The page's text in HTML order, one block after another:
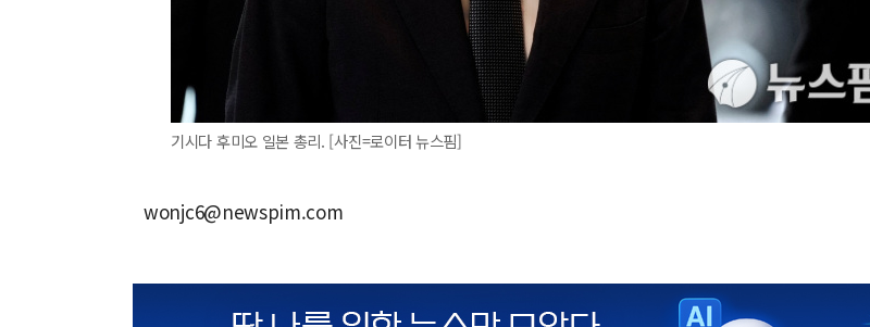
기시다 후미오 일본 총리. [사진=로이터 뉴스핌]
wonjc6@newspim.com